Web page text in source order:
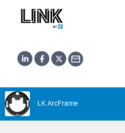
LK ArcFrame